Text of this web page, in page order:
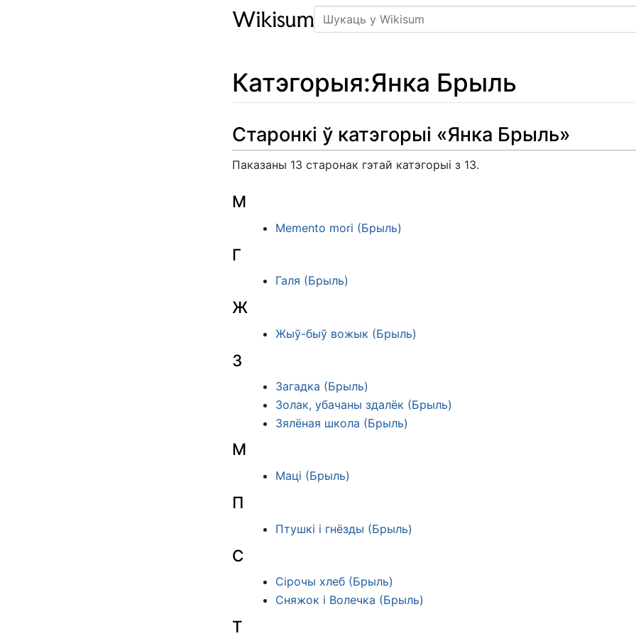
Пошук
Катэгорыя:Янка Брыль
Старонкі ў катэгорыі «Янка Брыль»
Паказаны 13 старонак гэтай катэгорыі з 13.
M
Memento mori (Брыль)
Г
Галя (Брыль)
Ж
Жыў-быў вожык (Брыль)
З
Загадка (Брыль)
Золак, убачаны здалёк (Брыль)
Зялёная школа (Брыль)
М
Маці (Брыль)
П
Птушкі і гнёзды (Брыль)
С
Сірочы хлеб (Брыль)
Сняжок і Волечка (Брыль)
Т